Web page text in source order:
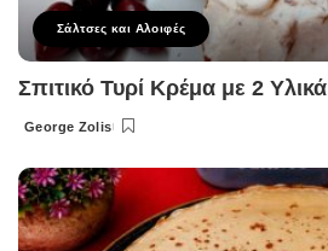
Σάλτσες και Αλοιφές
Σπιτικό Τυρί Κρέμα με 2 Υλικά
Posted
George Zolis